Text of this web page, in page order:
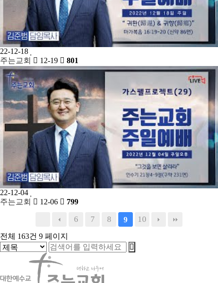
22-12-18
주는교회
12-19 801
22-12-04
주는교회
12-06 799
6 7 8 9 10
전체 163건 9 페이지